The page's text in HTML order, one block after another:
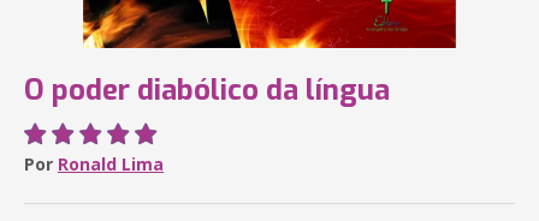
O poder diabólico da língua
Por Ronald Lima